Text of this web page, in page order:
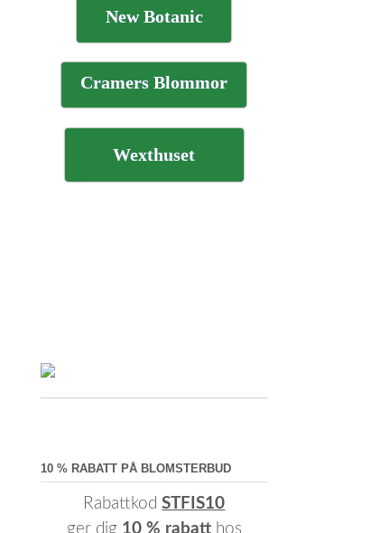
New Botanic
Cramers Blommor
Wexthuset
10 % RABATT PÅ BLOMSTERBUD
RabattkodSTFIS10
ger dig 10 % rabatthos